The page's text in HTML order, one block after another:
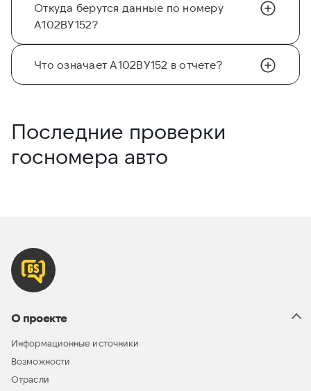
Откуда берутся данные по номеру
А102ВУ152?
Что означает А102ВУ152 в отчете?
Последние проверки
госномера авто
О проекте
Информационные источники
Возможности
Отрасли